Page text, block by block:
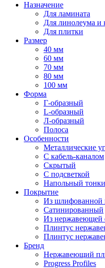
Назначение
Для ламината
Для линолеума и
Для плитки
Размер
40 мм
60 мм
70 мм
80 мм
100 мм
Форма
Г-образный
L-образный
Л-образный
Полоса
Особенности
Металлические
С кабель-каналом
Скрытый
С подсветкой
Напольный
Покрытие
Из шлифованной
Сатинированный
Из нержавеющей
Плинтус
Плинтус
Бренд
Нержавеющий
Progress Profiles